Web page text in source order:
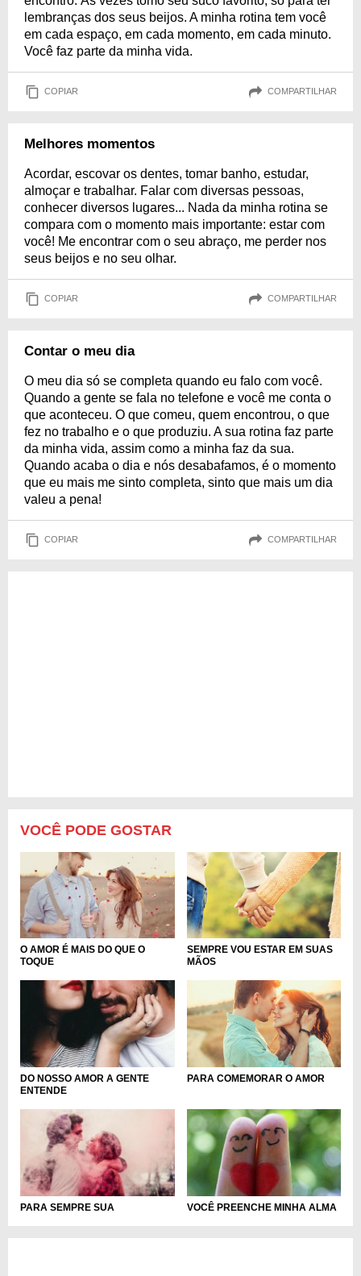
lembranças dos seus beijos. A minha rotina tem você
em cada espaço, em cada momento, em cada minuto.
Você faz parte da minha vida.
COPIAR COMPARTILHAR
Melhores momentos
Acordar, escovar os dentes, tomar banho, estudar,
almoçar e trabalhar. Falar com diversas pessoas,
conhecer diversos lugares... Nada da minha rotina se
compara com o momento mais importante: estar com
você! Me encontrar com o seu abraço, me perder nos
seus beijos e no seu olhar.
COPIAR COMPARTILHAR
Contar o meu dia
O meu dia só se completa quando eu falo com você.
Quando a gente se fala no telefone e você me conta o
que aconteceu. O que comeu, quem encontrou, o que
fez no trabalho e o que produziu. A sua rotina faz parte
da minha vida, assim como a minha faz da sua.
Quando acaba o dia e nós desabafamos, é o momento
que eu mais me sinto completa, sinto que mais um dia
valeu a pena!
COPIAR COMPARTILHAR
VOCÊ PODE GOSTAR
O AMOR É MAIS DO QUE O
TOQUE
SEMPRE VOU ESTAR EM SUAS
MÃOS
DO NOSSO AMOR A GENTE
ENTENDE
PARA COMEMORAR O AMOR
PARA SEMPRE SUA VOCÊ PREENCHE MINHA ALMA